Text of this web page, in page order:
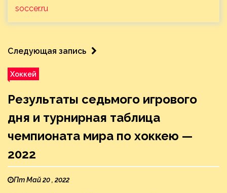
soccer.ru
Следующая запись
Хоккей
Результаты седьмого игрового
дня и турнирная таблица
чемпионата мира по хоккею —
2022
Пт Май 20 , 2022